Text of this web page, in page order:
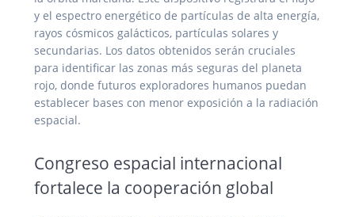
y el espectro energético de partículas de alta energía,
rayos cósmicos galácticos, partículas solares y
secundarias. Los datos obtenidos serán cruciales
para identificar las zonas más seguras del planeta
rojo, donde futuros exploradores humanos puedan
establecer bases con menor exposición a la radiación
espacial.
Congreso espacial internacional
fortalece la cooperación global